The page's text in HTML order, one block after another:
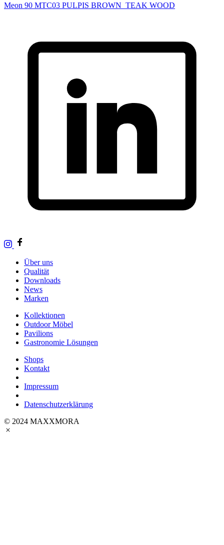
Meon 90 MTC03 PULPIS BROWN_TEAK WOOD
Über uns
Qualität
Downloads
News
Marken
Kollektionen
Outdoor Möbel
Pavilions
Gastronomie Lösungen
Shops
Kontakt
Impressum
Datenschutzerklärung
© 2024 MAXXMORA